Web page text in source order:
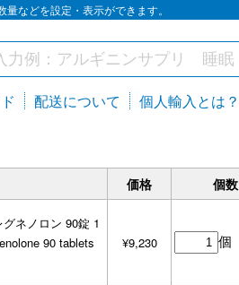
などを設定・表示ができます。
配送について 個人輸入とは？
価格 個数
ネノロン 90錠 1
90 tablets
¥9,230 個